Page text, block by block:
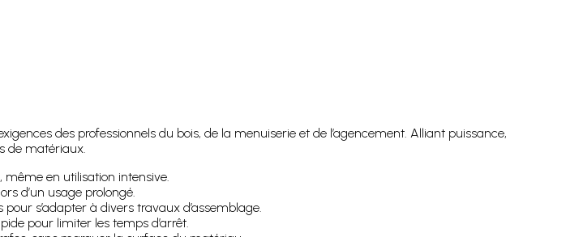
des professionnels du bois, de la menuiserie et de l’agencement. Alliant puissance,
de matériaux.
en utilisation intensive.
d’un usage prolongé.
s’adapter à divers travaux d’assemblage.
pour limiter les temps d’arrêt.